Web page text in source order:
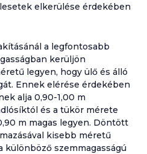
elkerülése érdekében
a legfontosabb
kerüljön
legyen, hogy ülő és álló
Ennek elérése érdekében
alja 0,90-1,00 m
és a tükör mérete
m magas legyen. Döntött
kisebb méretű
szemmagasságú